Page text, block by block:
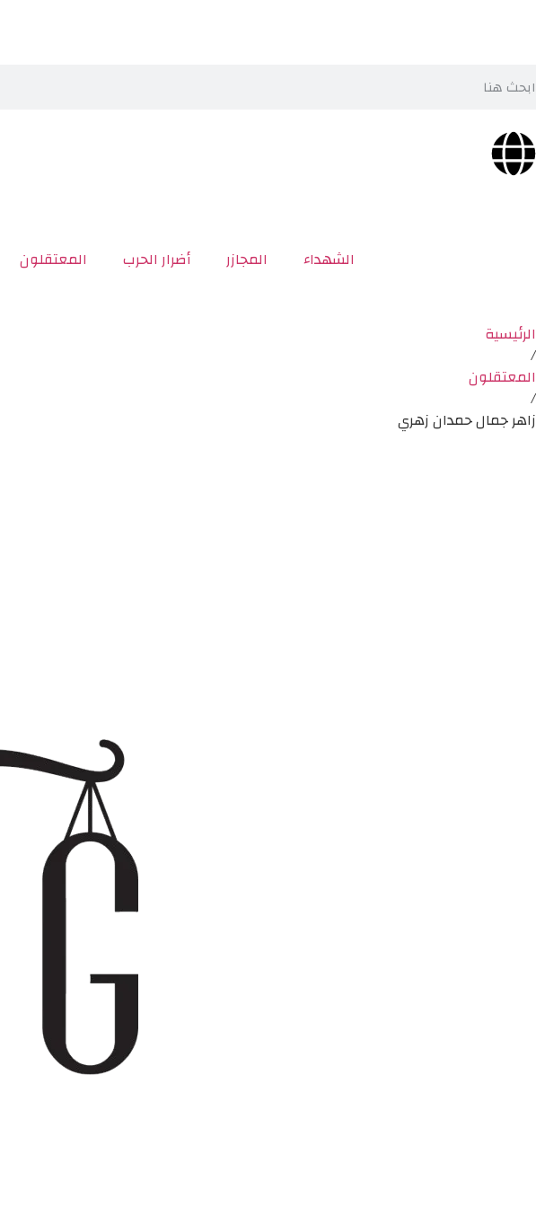
الشهداء المجازر أضرار الحرب المعتقلون
الرئيسية
/
المعتقلون
/
زاهر جمال حمدان زهري